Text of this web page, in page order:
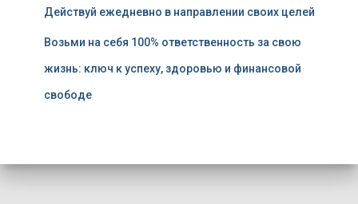
Действуй ежедневно в направлении своих целей
Возьми на себя 100% ответственность за свою
жизнь: ключ к успеху, здоровью и финансовой
свободе